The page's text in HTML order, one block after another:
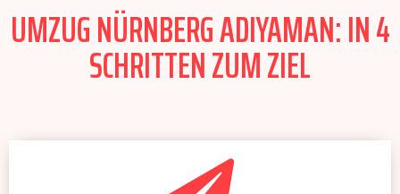
UMZUG NÜRNBERG ADIYAMAN: IN 4
SCHRITTEN ZUM ZIEL